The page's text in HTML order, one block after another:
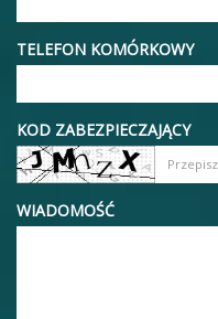
TELEFON KOMÓRKOWY
KOD ZABEZPIECZAJĄCY
WIADOMOŚĆ